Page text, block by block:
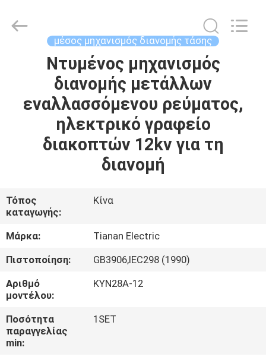
ΠΡΟΪΌΝΤΑ
ΕΜΦΆΝΙΣΗ
ΠΕΡΊΠΟΥ
ΕΜΕΊΣ
ΓΎΡΟΣ
ΕΡΓΟΣΤΑΣΊΩΝ
ΠΟΙΟΤΙΚΌΣ
ΈΛΕΓΧΟΣ
(Group)
Co.,Ltd..
μέσος μηχανισμός διανομής τάσης
Ντυμένος μηχανισμός
διανομής μετάλλων
εναλλασσόμενου ρεύματος,
ηλεκτρικό γραφείο
διακοπτών 12kv για τη
διανομή
Τόπος
καταγωγής:
Κίνα
Μάρκα:
Tianan Electric
Πιστοποίηση:
GB3906,IEC298 (1990)
Αριθμό
μοντέλου:
KYN28A-12
Ποσότητα
παραγγελίας
min:
1SET